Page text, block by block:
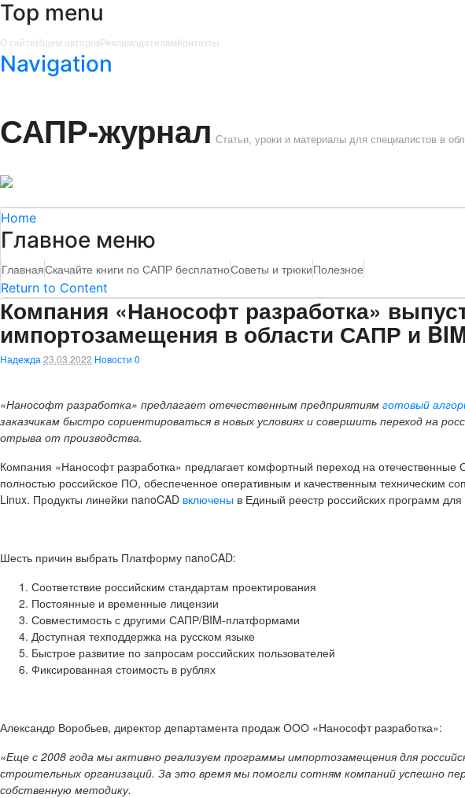
Top menu
О сайтеИщем авторовРекламодателямКонтакты
Navigation
САПР-журнал Статьи, уроки и материалы для специалистов в
Home
Главное меню
ГлавнаяСкачайте книги по САПР бесплатноСоветы и трюкиПолезное
Return to Content
Компания «Нанософт разработка»
импортозамещения в области САПР и
Надежда 23.03.2022 Новости 0
«Нанософт разработка» предлагает отечественным предприятиям готовый
заказчикам быстро сориентироваться в новых условиях и совершить переход на
отрыва от производства.
Компания «Нанософт разработка» предлагает комфортный переход на
полностью российское ПО, обеспеченное оперативным и качественным техническим
Linux. Продукты линейки nanoCAD включены в Единый реестр российских программ
Шесть причин выбрать Платформу nanoCAD:
Соответствие российским стандартам проектирования
Постоянные и временные лицензии
Совместимость с другими САПР/BIM-платформами
Доступная техподдержка на русском языке
Быстрое развитие по запросам российских пользователей
Фиксированная стоимость в рублях
Александр Воробьев, директор департамента продаж ООО «Нанософт разработка»:
«Еще с 2008 года мы активно реализуем программы импортозамещения для
строительных организаций. За это время мы помогли сотням компаний успешно
собственную методику.